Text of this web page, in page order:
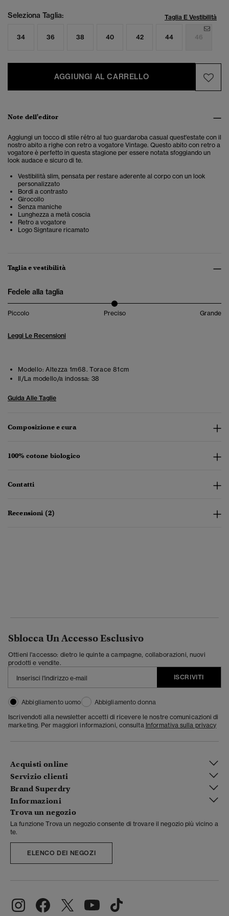
Seleziona Taglia: Taglia E Vestibilità
34 36 38 40 42 44 46
AGGIUNGI AL CARRELLO
Note dell'editor
Aggiungi un tocco di stile rétro al tuo guardaroba casual quest'estate con il
nostro abito a righe con retro a vogatore Vintage. Questo abito con retro a
vogatore è perfetto in questa stagione per essere notata sfoggiando un
look audace e sicuro di te.
Vestibilità slim, pensata per restare aderente al corpo con un look
personalizzato
Bordi a contrasto
Girocollo
Senza maniche
Lunghezza a metà coscia
Retro a vogatore
Logo Signtaure ricamato
Taglia e vestibilità
Fedele alla taglia
Piccolo Preciso Grande
Leggi Le Recensioni
Modello: Altezza 1m68. Torace 81cm
Il/La modello/a indossa: 38
Guida Alle Taglie
Composizione e cura
100% cotone biologico
Contatti
Recensioni (2)
Sblocca Un Accesso Esclusivo
Ottieni l'accesso: dietro le quinte a campagne, collaborazioni, nuovi
prodotti e vendite.
ISCRIVITI
Abbigliamento uomo
Abbigliamento donna
Iscrivendoti alla newsletter accetti di ricevere le nostre comunicazioni di
marketing. Per maggiori informazioni, consulta Informativa sulla privacy
Acquisti online
Servizio clienti
Brand Superdry
Informazioni
Trova un negozio
La funzione Trova un negozio consente di trovare il negozio più vicino a
te.
ELENCO DEI NEGOZI